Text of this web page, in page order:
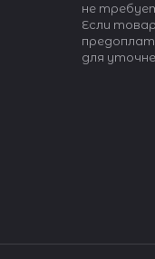
не
Если
для